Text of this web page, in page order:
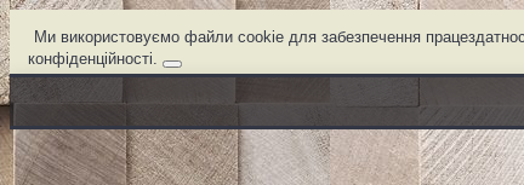
Ми використовуємо файли cookie для забезпечення
конфіденційності.